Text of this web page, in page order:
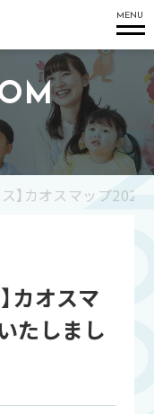
MENU
ス】カオスマップ
カオスマ
たしまし